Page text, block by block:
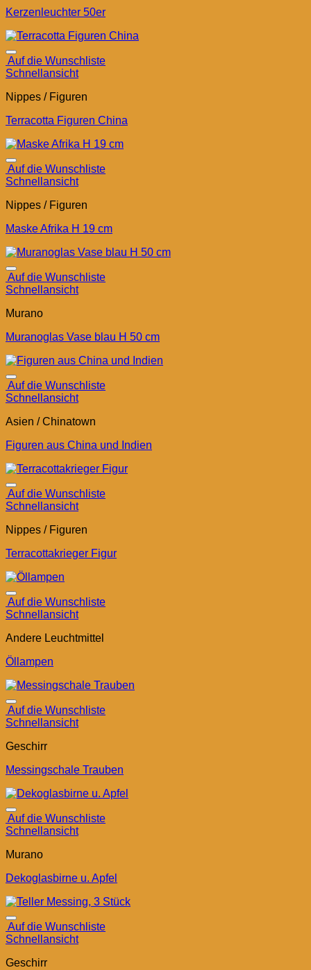
Kerzenleuchter 50er
Auf die Wunschliste
Schnellansicht
Nippes / Figuren
Terracotta Figuren China
Auf die Wunschliste
Schnellansicht
Nippes / Figuren
Maske Afrika H 19 cm
Auf die Wunschliste
Schnellansicht
Murano
Muranoglas Vase blau H 50 cm
Auf die Wunschliste
Schnellansicht
Asien / Chinatown
Figuren aus China und Indien
Auf die Wunschliste
Schnellansicht
Nippes / Figuren
Terracottakrieger Figur
Auf die Wunschliste
Schnellansicht
Andere Leuchtmittel
Öllampen
Auf die Wunschliste
Schnellansicht
Geschirr
Messingschale Trauben
Auf die Wunschliste
Schnellansicht
Murano
Dekoglasbirne u. Apfel
Auf die Wunschliste
Schnellansicht
Geschirr